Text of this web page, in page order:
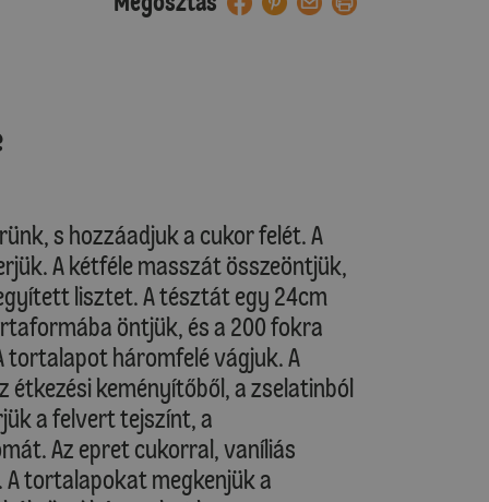
s hozzáadjuk a cukor felét. A
A kétféle masszát összeöntjük,
lisztet. A tésztát egy 24cm
öntjük, és a 200 fokra
háromfelé vágjuk. A
étkezési keményítőből, a zselatinból
a felvert tejszínt, a
Az epret cukorral, vaníliás
tortalapokat megkenjük a